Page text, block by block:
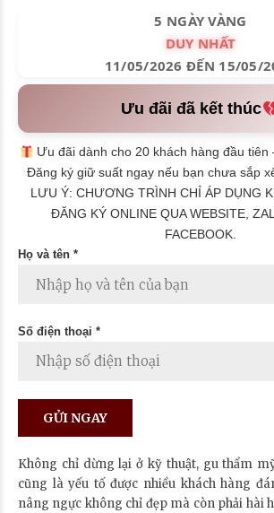
5 NGÀY VÀNG
DUY NHẤT
11/05/2026 ĐẾN 15/05/
Ưu đãi đã kết thúc
Ưu đãi dành cho 20 khách hàng đầu
Đăng ký giữ suất ngay nếu bạn chưa sắp
LƯU Ý: CHƯƠNG TRÌNH CHỈ ÁP DỤNG
ĐĂNG KÝ ONLINE QUA WEBSITE,
FACEBOOK.
Họ và tên *
Số điện thoại *
Không chỉ dừng lại ở kỹ thuật, gu thẩm
cũng là yếu tố được nhiều khách hàng
nâng ngực không chỉ đẹp mà còn phải hài